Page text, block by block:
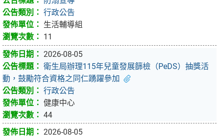
行政公告
生活輔導組
11
2026-08-05
衛生局辦理115年兒童發展篩檢（PeDS）抽獎活
動，鼓勵符合資格之同仁踴躍參加
行政公告
健康中心
44
2026-08-05